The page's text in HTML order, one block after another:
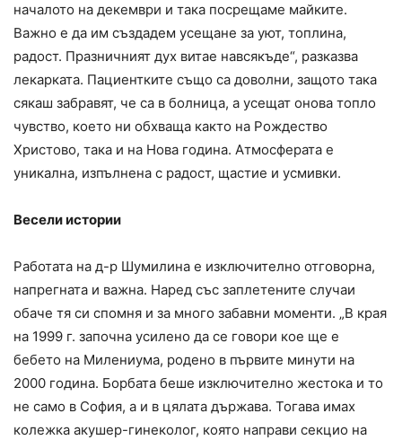
началото на декември и така посрещаме майките.
Важно е да им създадем усещане за уют, топлина,
радост. Празничният дух витае навсякъде“, разказва
лекарката. Пациентките също са доволни, защото така
сякаш забравят, че са в болница, а усещат онова топло
чувство, което ни обхваща както на Рождество
Христово, така и на Нова година. Атмосферата е
уникална, изпълнена с радост, щастие и усмивки.
Весели истории
Работата на д-р Шумилина е изключително отговорна,
напрегната и важна. Наред със заплетените случаи
обаче тя си спомня и за много забавни моменти. „В края
на 1999 г. започна усилено да се говори кое ще е
бебето на Милениума, родено в първите минути на
2000 година. Борбата беше изключително жестока и то
не само в София, а и в цялата държава. Тогава имах
колежка акушер-гинеколог, която направи секцио на